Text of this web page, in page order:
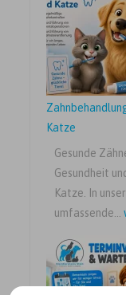
Katze
Gesunde
Gesundheit
Katze. In
umfassende…